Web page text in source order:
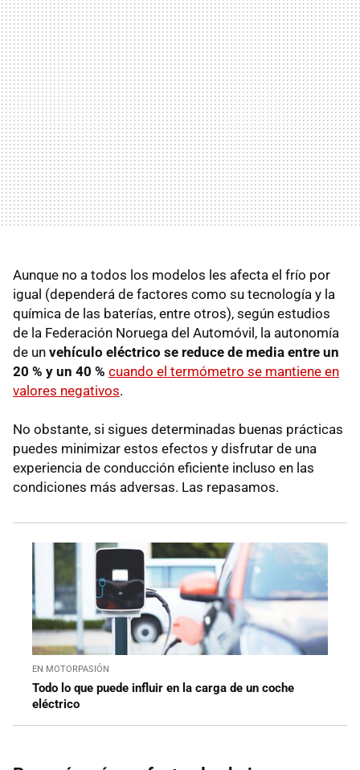
Aunque no a todos los modelos les afecta el frío por
igual (dependerá de factores como su tecnología y la
química de las baterías, entre otros), según estudios
de la Federación Noruega del Automóvil, la autonomía
de un vehículo eléctrico se reduce de media entre un
20 % y un 40 % cuando el termómetro se mantiene en
valores negativos.
No obstante, si sigues determinadas buenas prácticas
puedes minimizar estos efectos y disfrutar de una
experiencia de conducción eficiente incluso en las
condiciones más adversas. Las repasamos.
EN MOTORPASIÓN
Todo lo que puede influir en la carga de un coche
eléctrico